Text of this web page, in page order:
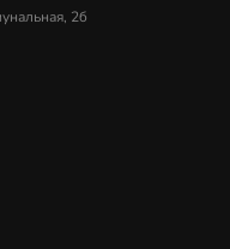
2б